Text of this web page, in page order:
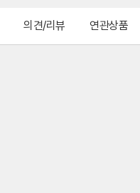
의견/리뷰 연관상품